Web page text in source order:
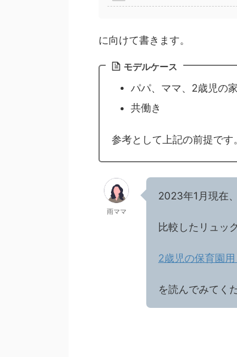
に向けて書きます。
モデルケース
パパ、ママ、2歳児の
共働き
参考として上記の前提です。
雨ママ
2023年1月現在
比較したリュッ
2歳児の保育園
を読んでみてく